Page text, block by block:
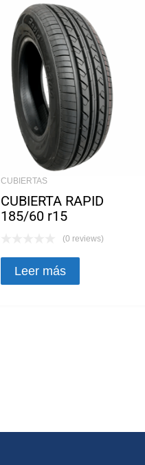
CUBIERTAS
CUBIERTA RAPID
185/60 r15
(0 reviews)
Leer más